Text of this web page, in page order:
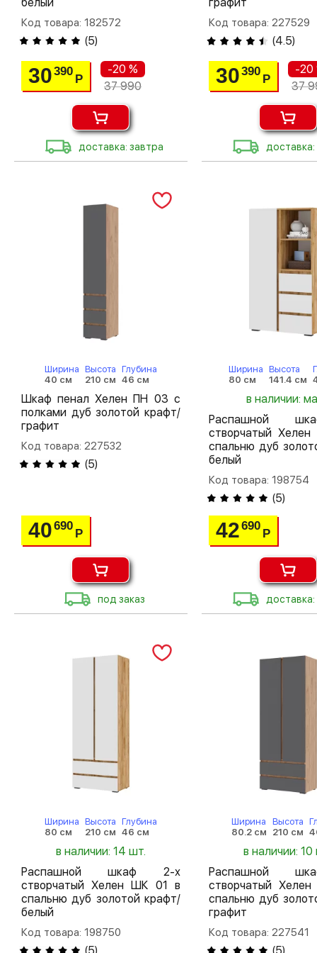
Код товара: 182572
(5)
30390
Р
-20 %
37 990
доставка: завтра
Код товара: 227529
(4.5)
30390
Р
-20
37
Ширина
40 см
Высота
210 см
Глубина
46 см
Шкаф пенал Хелен ПН 03 с
полками дуб золотой крафт/
графит
Код товара: 227532
(5)
40690
Р
под заказ
Ширина
80 см
Высота
141.4 см
в наличии:
Распашной
створчатый
спальню дуб
белый
Код товара: 198754
(5)
42690
Р
Ширина
80 см
Высота
210 см
Глубина
46 см
в наличии: 14 шт.
Распашной шкаф 2-х
створчатый Хелен ШК 01 в
спальню дуб золотой крафт/
белый
Код товара: 198750
Ширина
80.2 см
Высота
210 см
в наличии: 10
Распашной
створчатый
спальню дуб
графит
Код товара: 227541